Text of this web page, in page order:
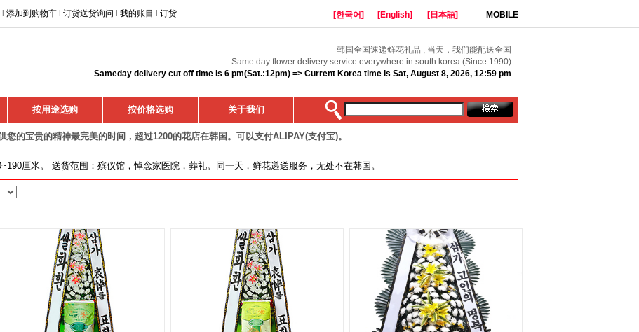
添加到购物车 订货送货询问 我的账目 订货 [한국어] [English] [日本語] MOBILE
韩国全国速递鲜花礼品 , 当天，我们能配送全国
Same day flower delivery service everywhere in south korea (Since 1990)
Sameday delivery cut off time is 6 pm(Sat.:12pm) => Current Korea time is Sat, August 8, 2026, 12:59 pm
按用途选购 按价格选购 关于我们
您的宝贵的精神最完美的时间，超过1200的花店在韩国。可以支付ALIPAY(支付宝)。
厘米。 送货范围：殡仪馆，悼念家医院，葬礼。同一天，鲜花递送服务，无处不在韩国。